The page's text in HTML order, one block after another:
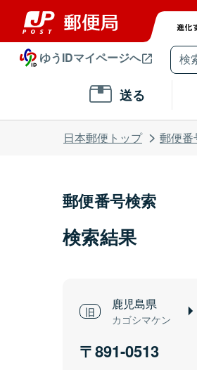
ゆうIDマイページへ
送る
日本郵便トップ 郵便番
郵便番号検索
検索結果
鹿児島県
カゴシマケン
891-0513